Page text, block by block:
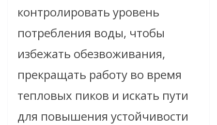
контролировать уровень
потребления воды, чтобы
избежать обезвоживания,
прекращать работу во время
тепловых пиков и искать пути
для повышения устойчивости